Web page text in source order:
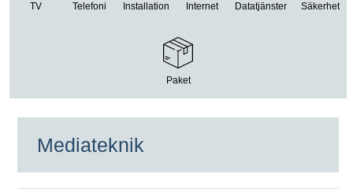
TV Telefoni Installation Internet Datatjänster Säkerhet
Paket
Mediateknik